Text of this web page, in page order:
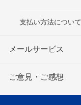
支払い方法について
メールサービス
ご意見・ご感想